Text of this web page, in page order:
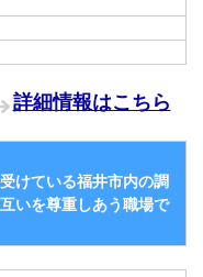
詳細情報はこちら
けている福井市内の調
いを尊重しあう職場で